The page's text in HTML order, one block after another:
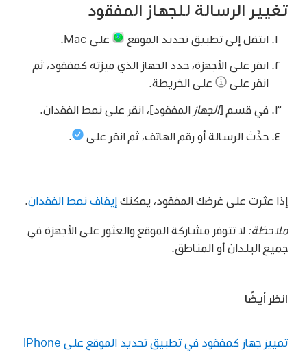
تغيير الرسالة للجهاز المفقود
انتقل إلى تطبيق تحديد الموقع على Mac.
انقر على الأجهزة، حدد الجهاز الذي ميزته كمفقود، ثم
انقر على
على الخريطة.
في قسم [الجهاز المفقود]، انقر على نمط الفقدان.
حدِّث الرسالة أو رقم الهاتف، ثم انقر على
إذا عثرت على غرضك المفقود، يمكنك إيقاف نمط الفقدان
ملاحظة: لا تتوفر مشاركة الموقع والعثور على الأجهزة في
جميع البلدان أو المناطق.
انظر أيضًا
تمييز جهاز كمفقود في تطبيق تحديد الموقع على iPhone